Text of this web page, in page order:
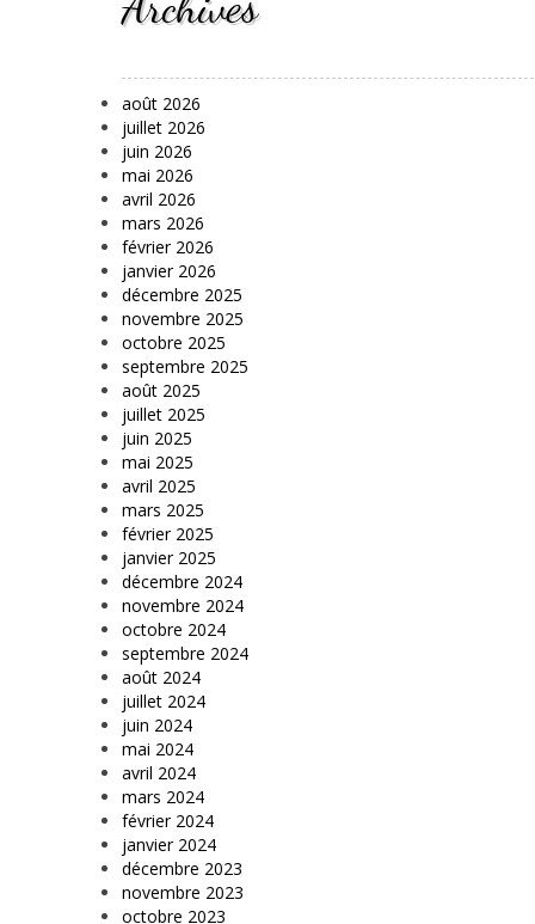
août 2026
juillet 2026
juin 2026
mai 2026
avril 2026
mars 2026
février 2026
janvier 2026
décembre 2025
novembre 2025
octobre 2025
septembre 2025
août 2025
juillet 2025
juin 2025
mai 2025
avril 2025
mars 2025
février 2025
janvier 2025
décembre 2024
novembre 2024
octobre 2024
septembre 2024
août 2024
juillet 2024
juin 2024
mai 2024
avril 2024
mars 2024
février 2024
janvier 2024
décembre 2023
novembre 2023
octobre 2023